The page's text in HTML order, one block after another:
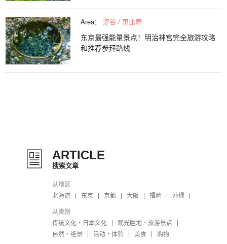
Area： 涩谷 / 惠比寿
东京最强能量景点！明治神宫完全旅游攻略
和推荐参拜路线
ARTICLE
搜索文章
从地区
北海道
东京 京都 大阪 福岡 沖縄
从类别
传统文化・日本文化
观光胜地・旅游景点
自然・绝景
活动・体验 美食 购物